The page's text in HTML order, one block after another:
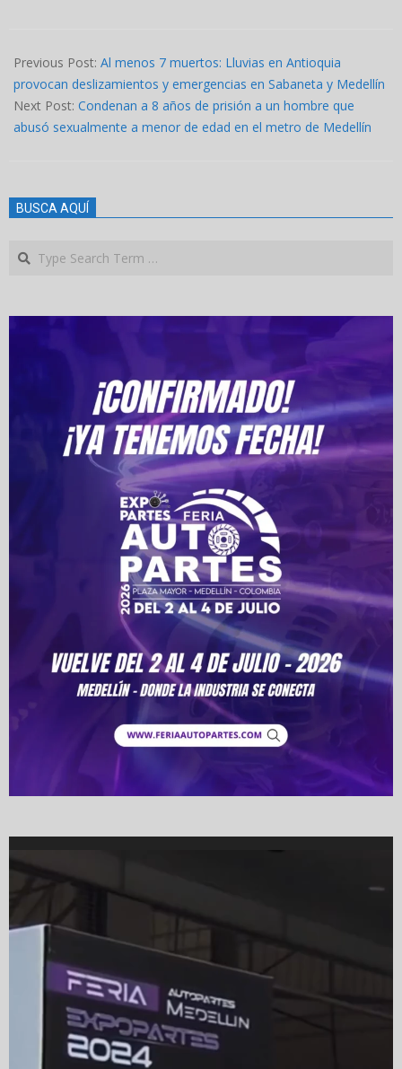
05-
12
Previous Post: Al menos 7 muertos: Lluvias en Antioquia
provocan deslizamientos y emergencias en Sabaneta y Medellín
Next Post: Condenan a 8 años de prisión a un hombre que
abusó sexualmente a menor de edad en el metro de Medellín
BUSCA AQUÍ
Search
Player